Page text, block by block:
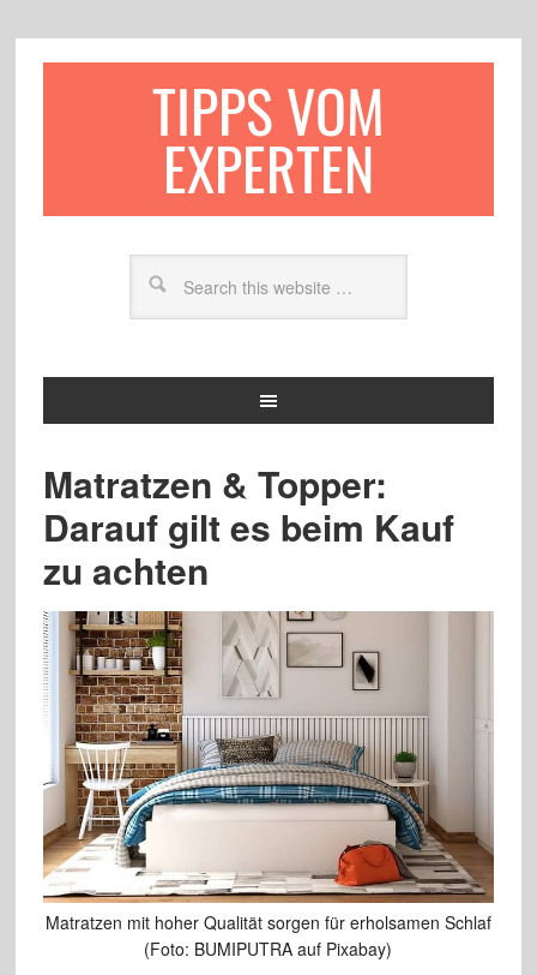
TIPPS VOM
EXPERTEN
Matratzen & Topper:
Darauf gilt es beim Kauf
zu achten
Matratzen mit hoher Qualität sorgen für erholsamen Schlaf
(Foto: BUMIPUTRA auf Pixabay)